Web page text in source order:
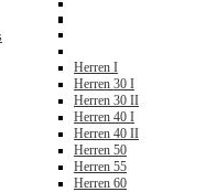
Herren I
Herren 30 I
Herren 30 II
Herren 40 I
Herren 40 II
Herren 50
Herren 55
Herren 60